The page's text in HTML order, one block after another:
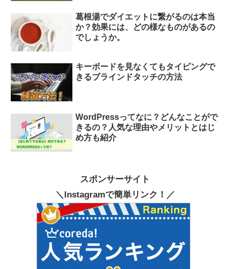
葛根湯でダイエットに繋がるのは本当
か？効果には、どの様なものがあるの
でしょうか。
キーボードを見なくてもタイピングで
きるブラインドタッチの方法
WordPressってなに？どんなことがで
きるの？人気な理由やメリットとはじ
め方も紹介
スポンサーサイト
＼Instagramで簡単リンク！／